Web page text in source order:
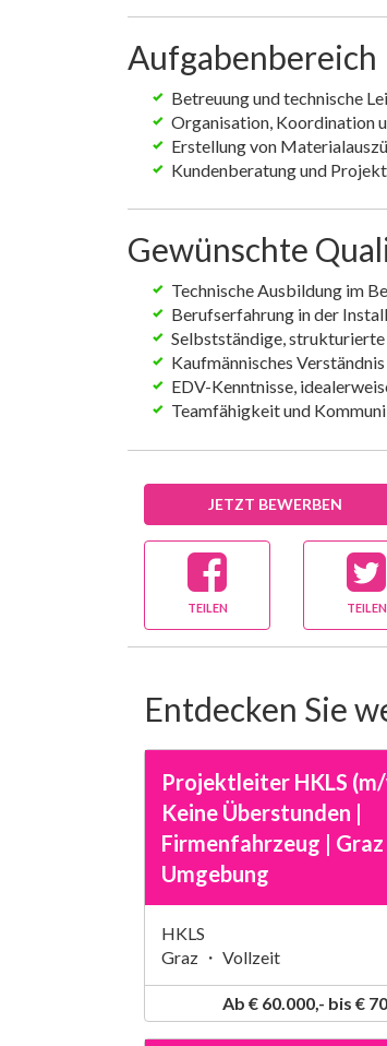
Aufgabenbereich
Betreuung und technische
Organisation, Koordination
Erstellung von
Kundenberatung und
Gewünschte
Technische Ausbildung im
Berufserfahrung in der
Selbstständige,
Kaufmännisches
EDV-Kenntnisse,
Teamfähigkeit und
JETZT BEWERBEN
TEILEN TEILEN
Entdecken Sie
Projektleiter HKLS
Keine Überstunden |
Firmenfahrzeug | Graz
Umgebung
HKLS
Graz ・ Vollzeit
Ab € 60.000,- bis €